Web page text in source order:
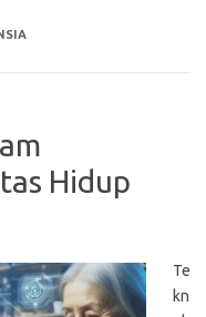
Hidup
Te
kn